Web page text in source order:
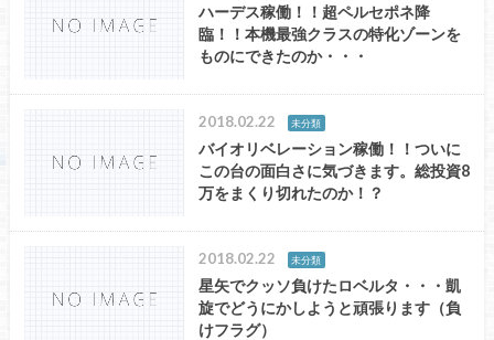
ハーデス稼働！！超ペルセポネ降
臨！！本機最強クラスの特化ゾーンを
ものにできたのか・・・
2018.02.22 未分類
バイオリベレーション稼働！！ついに
この台の面白さに気づきます。総投資8
万をまくり切れたのか！？
2018.02.22 未分類
星矢でクッソ負けたロベルタ・・・凱
旋でどうにかしようと頑張ります（負
けフラグ）